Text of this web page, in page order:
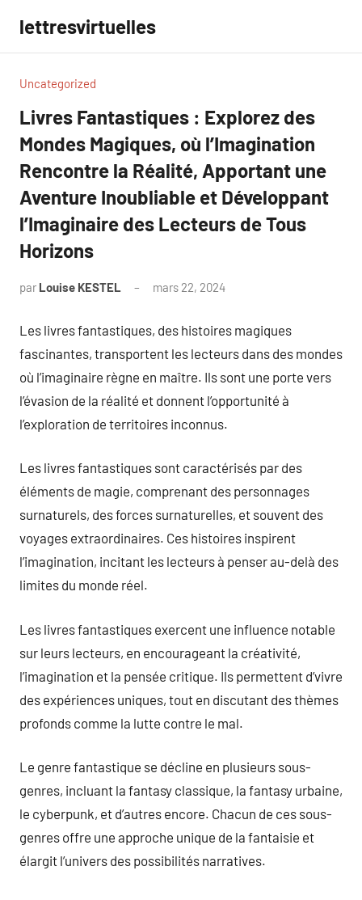
contenu
lettresvirtuelles
Uncategorized
Livres Fantastiques : Explorez des
Mondes Magiques, où l’Imagination
Rencontre la Réalité, Apportant une
Aventure Inoubliable et Développant
l’Imaginaire des Lecteurs de Tous
Horizons
par Louise KESTEL mars 22, 2024
Les livres fantastiques, des histoires magiques
fascinantes, transportent les lecteurs dans des mondes
où l’imaginaire règne en maître. Ils sont une porte vers
l’évasion de la réalité et donnent l’opportunité à
l’exploration de territoires inconnus.
Les livres fantastiques sont caractérisés par des
éléments de magie, comprenant des personnages
surnaturels, des forces surnaturelles, et souvent des
voyages extraordinaires. Ces histoires inspirent
l’imagination, incitant les lecteurs à penser au-delà des
limites du monde réel.
Les livres fantastiques exercent une influence notable
sur leurs lecteurs, en encourageant la créativité,
l’imagination et la pensée critique. Ils permettent d’vivre
des expériences uniques, tout en discutant des thèmes
profonds comme la lutte contre le mal.
Le genre fantastique se décline en plusieurs sous-
genres, incluant la fantasy classique, la fantasy urbaine,
le cyberpunk, et d’autres encore. Chacun de ces sous-
genres offre une approche unique de la fantaisie et
élargit l’univers des possibilités narratives.